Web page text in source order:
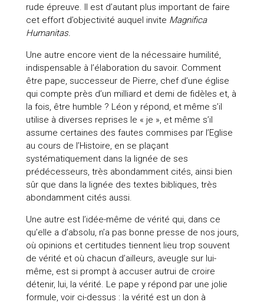
rude épreuve. Il est d’autant plus important de faire
cet effort d’objectivité auquel invite Magnifica
Humanitas.
Une autre encore vient de la nécessaire humilité,
indispensable à l’élaboration du savoir. Comment
être pape, successeur de Pierre, chef d’une église
qui compte près d’un milliard et demi de fidèles et, à
la fois, être humble ? Léon y répond, et même s’il
utilise à diverses reprises le « je », et même s’il
assume certaines des fautes commises par l’Eglise
au cours de l’Histoire, en se plaçant
systématiquement dans la lignée de ses
prédécesseurs, très abondamment cités, ainsi bien
sûr que dans la lignée des textes bibliques, très
abondamment cités aussi.
Une autre est l’idée-même de vérité qui, dans ce
qu’elle a d’absolu, n’a pas bonne presse de nos jours,
où opinions et certitudes tiennent lieu trop souvent
de vérité et où chacun d’ailleurs, aveugle sur lui-
même, est si prompt à accuser autrui de croire
détenir, lui, la vérité. Le pape y répond par une jolie
formule, voir ci-dessus : la vérité est un don à